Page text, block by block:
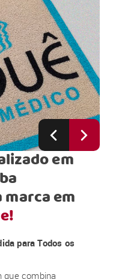
em
em
para Todos os
que combina